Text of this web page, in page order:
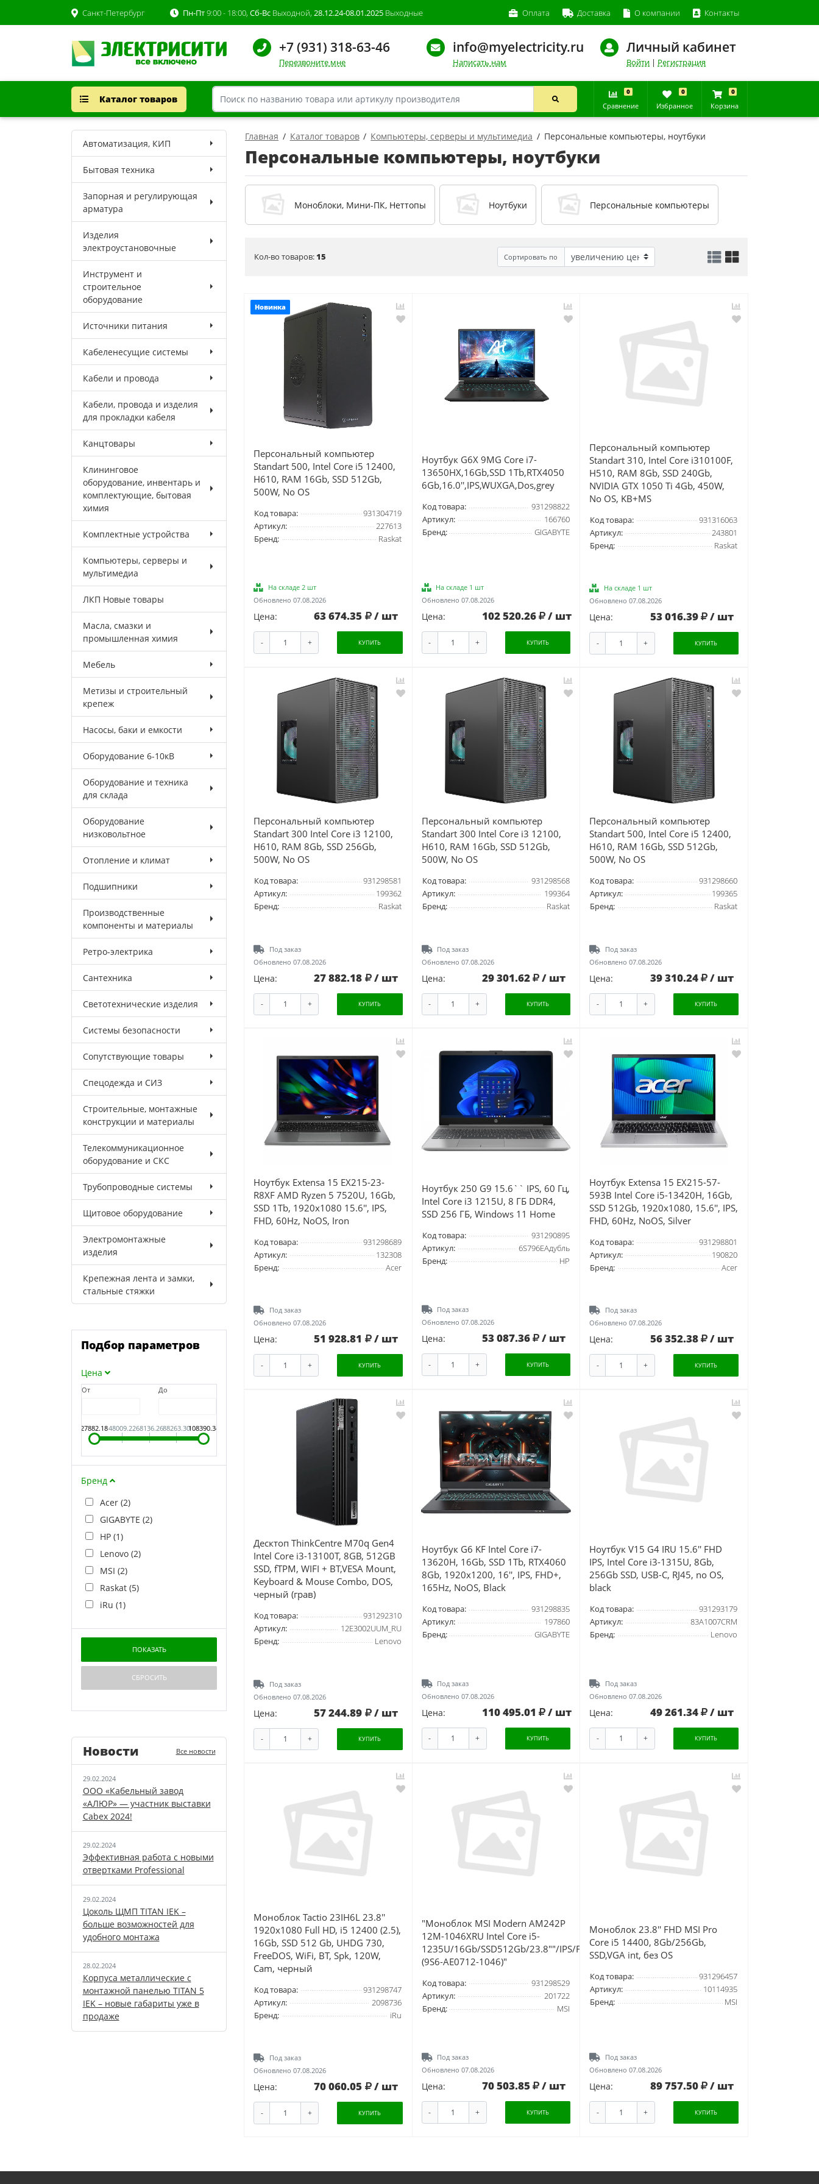
Санкт-Петербург Пн-Пт9:00 - 18:00, Сб-Вс Выходной, 28.12.24-08.01.2025 Выходные Оплата Доставка О компании Контакты
+7 (931) 318-63-46
Перезвоните мне
info@myelectricity.ru
Написать нам
Личный кабинет
Войти | Регистрация
Каталог товаров
0
Сравнение
0
Избранное
0
Корзина
Главная Каталог товаров Компьютеры, серверы и мультимедиа Персональные компьютеры, ноутбуки
Персональные компьютеры, ноутбуки
Моноблоки, Мини-ПК, Неттопы Ноутбуки Персональные компьютеры
Кол-во товаров:15 Сортировать по
Новинка
Персональный компьютер
Standart 500, Intel Core i5 12400,
H610, RAM 16Gb, SSD 512Gb,
500W, No OS
Код товара:
931304719
Артикул:
227613
Бренд:
Raskat
На складе 2 шт
Обновлено 07.08.2026
Цена: 63 674.35 / шт
- + КУПИТЬ
Ноутбук G6X 9MG Core i7-
13650HX,16Gb,SSD 1Tb,RTX4050
6Gb,16.0'',IPS,WUXGA,Dos,grey
Код товара:
931298822
Артикул:
166760
Бренд:
GIGABYTE
На складе 1 шт
Обновлено 07.08.2026
Цена: 102 520.26 / шт
- + КУПИТЬ
Персональный компьютер
Standart 310, Intel Core i310100F,
H510, RAM 8Gb, SSD 240Gb,
NVIDIA GTX 1050 Ti 4Gb, 450W,
No OS, KB+MS
Код товара:
931316063
Артикул:
243801
Бренд:
Raskat
На складе 1 шт
Обновлено 07.08.2026
Цена: 53 016.39 / шт
- + КУПИТЬ
Персональный компьютер
Standart 300 Intel Core i3 12100,
H610, RAM 8Gb, SSD 256Gb,
500W, No OS
Код товара:
931298581
Артикул:
199362
Бренд:
Raskat
Под заказ
Обновлено 07.08.2026
Цена: 27 882.18 / шт
- + КУПИТЬ
Персональный компьютер
Standart 300 Intel Core i3 12100,
H610, RAM 16Gb, SSD 512Gb,
500W, No OS
Код товара:
931298568
Артикул:
199364
Бренд:
Raskat
Под заказ
Обновлено 07.08.2026
Цена: 29 301.62 / шт
- + КУПИТЬ
Персональный компьютер
Standart 500, Intel Core i5 12400,
H610, RAM 16Gb, SSD 512Gb,
500W, No OS
Код товара:
931298660
Артикул:
199365
Бренд:
Raskat
Под заказ
Обновлено 07.08.2026
Цена: 39 310.24 / шт
- + КУПИТЬ
Ноутбук Extensa 15 EX215-23-
R8XF AMD Ryzen 5 7520U, 16Gb,
SSD 1Tb, 1920х1080 15.6'', IPS,
FHD, 60Hz, NoOS, Iron
Код товара:
931298689
Артикул:
132308
Бренд:
Acer
Под заказ
Обновлено 07.08.2026
Цена: 51 928.81 / шт
- + КУПИТЬ
Ноутбук 250 G9 15.6`` IPS, 60 Гц,
Intel Core i3 1215U, 8 ГБ DDR4,
SSD 256 ГБ, Windows 11 Home
Код товара:
931290895
Артикул:
6S796EAдубль
Бренд:
HP
Под заказ
Обновлено 07.08.2026
Цена: 53 087.36 / шт
- + КУПИТЬ
Ноутбук Extensa 15 EX215-57-
593B Intel Core i5-13420H, 16Gb,
SSD 512Gb, 1920х1080, 15.6'', IPS,
FHD, 60Hz, NoOS, Silver
Код товара:
931298801
Артикул:
190820
Бренд:
Acer
Под заказ
Обновлено 07.08.2026
Цена: 56 352.38 / шт
- + КУПИТЬ
Десктоп ThinkCentre M70q Gen4
Intel Core i3-13100T, 8GB, 512GB
SSD, fTPM, WIFI + BT,VESA Mount,
Keyboard & Mouse Combo, DOS,
черный (грав)
Код товара:
931292310
Артикул:
12E3002UUM_RU
Бренд:
Lenovo
Под заказ
Обновлено 07.08.2026
Цена: 57 244.89 / шт
- + КУПИТЬ
Ноутбук G6 KF Intel Core i7-
13620H, 16Gb, SSD 1Tb, RTX4060
8Gb, 1920x1200, 16'', IPS, FHD+,
165Hz, NoOS, Black
Код товара:
931298835
Артикул:
197860
Бренд:
GIGABYTE
Под заказ
Обновлено 07.08.2026
Цена: 110 495.01 / шт
- + КУПИТЬ
Ноутбук V15 G4 IRU 15.6'' FHD
IPS, Intel Core i3-1315U, 8Gb,
256Gb SSD, USB-C, RJ45, no OS,
black
Код товара:
931293179
Артикул:
83A1007CRM
Бренд:
Lenovo
Под заказ
Обновлено 07.08.2026
Цена: 49 261.34 / шт
- + КУПИТЬ
Моноблок Tactio 23IH6L 23.8''
1920x1080 Full HD, i5 12400 (2.5),
16Gb, SSD 512 Gb, UHDG 730,
FreeDOS, WiFi, BT, Spk, 120W,
Cam, черный
Код товара:
931298747
Артикул:
2098736
Бренд:
iRu
Под заказ
Обновлено 07.08.2026
Цена: 70 060.05 / шт
- + КУПИТЬ
"Моноблок MSI Modern AM242P
12M-1046XRU Intel Core i5-
1235U/16Gb/SSD512Gb/23.8""/IPS/FHD/60Hz/KB/M/NoOS/White
(9S6-AE0712-1046)"
Код товара:
931298529
Артикул:
201722
Бренд:
MSI
Под заказ
Обновлено 07.08.2026
Цена: 70 503.85 / шт
- + КУПИТЬ
Моноблок 23.8'' FHD MSI Pro
Core i5 14400, 8Gb/256Gb,
SSD,VGA int, без OS
Код товара:
931296457
Артикул:
10114935
Бренд:
MSI
Под заказ
Обновлено 07.08.2026
Цена: 89 757.50 / шт
- + КУПИТЬ
Автоматизация, КИП
Бытовая техника
Запорная и регулирующая
арматура
Изделия
электроустановочные
Инструмент и
строительное
оборудование
Источники питания
Кабеленесущие системы
Кабели и провода
Кабели, провода и изделия
для прокладки кабеля
Канцтовары
Клининговое
оборудование, инвентарь и
комплектующие, бытовая
химия
Комплектные устройства
Компьютеры, серверы и
мультимедиа
ЛКП Новые товары
Масла, смазки и
промышленная химия
Мебель
Метизы и строительный
крепеж
Насосы, баки и емкости
Оборудование 6-10кВ
Оборудование и техника
для склада
Оборудование
низковольтное
Отопление и климат
Подшипники
Производственные
компоненты и материалы
Ретро-электрика
Сантехника
Светотехнические изделия
Системы безопасности
Сопутствующие товары
Спецодежда и СИЗ
Строительные, монтажные
конструкции и материалы
Телекоммуникационное
оборудование и СКС
Трубопроводные системы
Щитовое оборудование
Электромонтажные
изделия
Крепежная лента и замки,
стальные стяжки
Подбор параметров
Цена
От До
27882.1848009.2268136.2688263.30108390.34
Бренд
Acer (2)
GIGABYTE (2)
HP (1)
Lenovo (2)
MSI (2)
Raskat (5)
iRu (1)
Новости Все новости
29.02.2024
ООО «Кабельный завод
«АЛЮР» — участник выставки
Cabex 2024!
29.02.2024
Эффективная работа с новыми
отвертками Professional
29.02.2024
Цоколь ЩМП TITAN IEK –
больше возможностей для
удобного монтажа
28.02.2024
Корпуса металлические с
монтажной панелью TITAN 5
IEK – новые габариты уже в
продаже